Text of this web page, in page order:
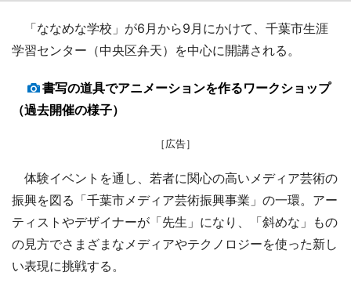
「ななめな学校」が6月から9月にかけて、千葉市生涯
学習センター（中央区弁天）を中心に開講される。
書写の道具でアニメーションを作るワークショップ
（過去開催の様子）
［広告］
体験イベントを通し、若者に関心の高いメディア芸術の
振興を図る「千葉市メディア芸術振興事業」の一環。アー
ティストやデザイナーが「先生」になり、「斜めな」もの
の見方でさまざまなメディアやテクノロジーを使った新し
い表現に挑戦する。